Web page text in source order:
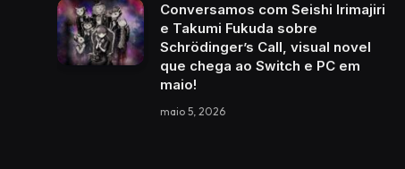
Conversamos com Seishi Irimajiri
e Takumi Fukuda sobre
Schrödinger’s Call, visual novel
que chega ao Switch e PC em
maio!
maio 5, 2026